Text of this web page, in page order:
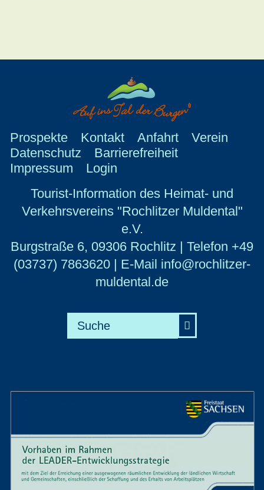
Prospekte Kontakt Anfahrt
Verein
Datenschutz
Barrierefreiheit
Impressum
Login
Tourist-Information des Heimat- und
Verkehrsvereins "Rochlitzer Muldental"
e.V.
Burgstraße 6, 09306 Rochlitz | Telefon +49
(03737) 7863620 | E-Mail info@rochlitzer-
muldental.de